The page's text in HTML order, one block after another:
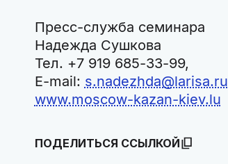
Пресс-служба семинара
Надежда Сушкова
Тел. +7 919 685-33-99,
E-mail: s.nadezhda@larisa.ru
www.moscow-kazan-kiev.lu
ПОДЕЛИТЬСЯ ССЫЛКОЙ